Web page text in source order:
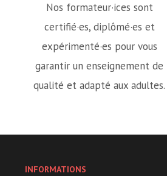
Nos formateur·ices sont
certifié·es, diplômé·es et
expérimenté·es pour vous
garantir un enseignement de
qualité et adapté aux adultes.
INFORMATIONS